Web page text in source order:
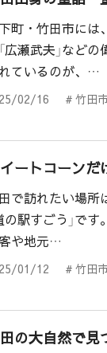
町・竹田市には
広瀬武夫」など
ているのが、…
02/16 # 竹田
ートコーンだ
で訪れたい場所
の駅すごう」で
や地元…
01/12 # 竹田
の大自然で見